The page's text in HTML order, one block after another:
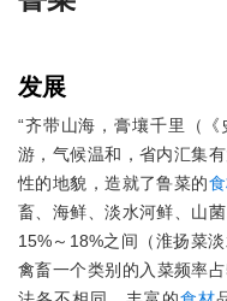
发展
“齐带山海，膏壤千里（
游，气候温和，省内汇集
性的地貌，造就了鲁菜的
畜、海鲜、淡水河鲜、山
15%～18%之间（淮扬菜
禽畜一个类别的入菜频率